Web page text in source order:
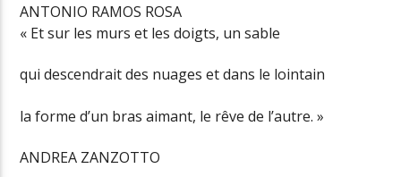
ANTONIO RAMOS ROSA
« Et sur les murs et les doigts, un sable
qui descendrait des nuages et dans le lointain
la forme d’un bras aimant, le rêve de l’autre. »
ANDREA ZANZOTTO